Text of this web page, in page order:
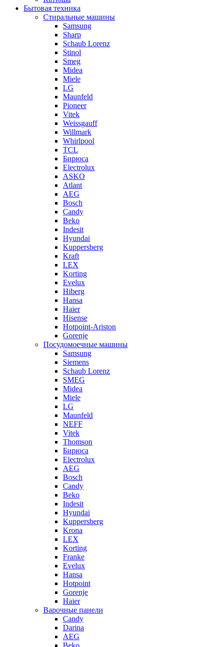
Бытовая техника
Стиральные машины
Samsung
Sharp
Schaub Lorenz
Stinol
Smeg
Midea
Miele
LG
Maunfeld
Pioneer
Vitek
Weissgauff
Willmark
Whirlpool
TCL
Бирюса
Electrolux
ASKO
Atlant
AEG
Bosch
Candy
Beko
Indesit
Hyundai
Kuppersberg
Kraft
LEX
Korting
Evelux
Hiberg
Hansa
Haier
Hisense
Hotpoint-Ariston
Gorenje
Посудомоечные машины
Samsung
Siemens
Schaub Lorenz
SMEG
Midea
Miele
LG
Maunfeld
NEFF
Vitek
Thomson
Бирюса
Electrolux
AEG
Bosch
Candy
Beko
Indesit
Hyundai
Kuppersberg
Krona
LEX
Korting
Franke
Evelux
Hansa
Hotpoint
Gorenje
Haier
Варочные панели
Candy
Darina
AEG